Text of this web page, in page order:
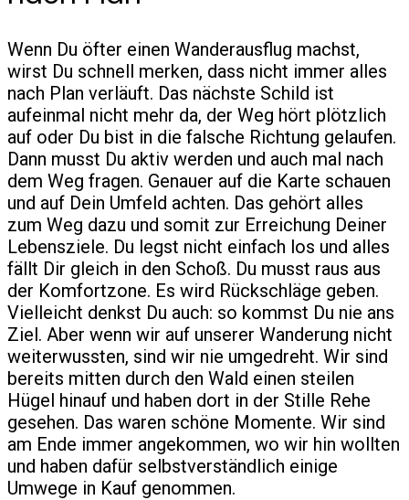
Wenn Du öfter einen Wanderausflug machst,
wirst Du schnell merken, dass nicht immer alles
nach Plan verläuft. Das nächste Schild ist
aufeinmal nicht mehr da, der Weg hört plötzlich
auf oder Du bist in die falsche Richtung gelaufen.
Dann musst Du aktiv werden und auch mal nach
dem Weg fragen. Genauer auf die Karte schauen
und auf Dein Umfeld achten. Das gehört alles
zum Weg dazu und somit zur Erreichung Deiner
Lebensziele. Du legst nicht einfach los und alles
fällt Dir gleich in den Schoß. Du musst raus aus
der Komfortzone. Es wird Rückschläge geben.
Vielleicht denkst Du auch: so kommst Du nie ans
Ziel. Aber wenn wir auf unserer Wanderung nicht
weiterwussten, sind wir nie umgedreht. Wir sind
bereits mitten durch den Wald einen steilen
Hügel hinauf und haben dort in der Stille Rehe
gesehen. Das waren schöne Momente. Wir sind
am Ende immer angekommen, wo wir hin wollten
und haben dafür selbstverständlich einige
Umwege in Kauf genommen.